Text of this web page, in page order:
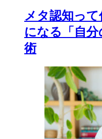
メタ認知っ
になる「自
術